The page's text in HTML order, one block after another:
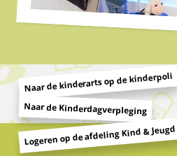
Naar de kinderarts op de kinderpoli
Naar de Kinderdagverpleging
Logeren op de afdeling Kind & Jeugd